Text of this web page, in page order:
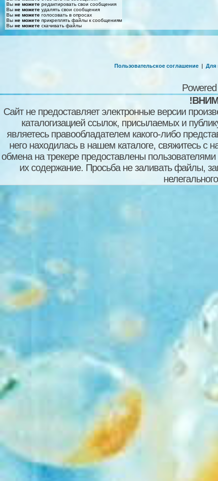
Вы не можете редактировать свои сообщения
Вы не можете удалять свои сообщения
Вы не можете голосовать в опросах
Вы не можете прикреплять файлы к сообщениям
Вы не можете скачивать файлы
Пользовательское соглашение | Для
Сайт не предоставляет электронные версии
каталогизацией ссылок, присылаемых и
являетесь правообладателем какого-либо
него находилась в нашем каталоге, свяжитесь
обмена на трекере предоставлены пользователями
их содержание. Просьба не заливать файлы,